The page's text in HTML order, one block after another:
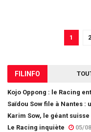
1 2
FIL INFO
Kojo Oppong : le Racing
Saïdou Sow file à Nantes
Karim Sow, le géant
Le Racing inquiète
05/08